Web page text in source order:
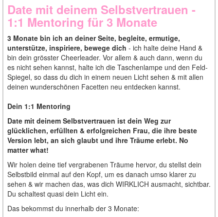
Date mit deinem Selbstvertrauen -
1:1 Mentoring für 3 Monate
3 Monate bin ich an deiner Seite, begleite, ermutige,
unterstütze, inspiriere, bewege dich - ich halte deine Hand &
bin dein grösster Cheerleader. Vor allem & auch dann, wenn du
es nicht sehen kannst, halte ich die Taschenlampe und den Feld-
Spiegel, so dass du dich in einem neuen Licht sehen & mit allen
deinen wunderschönen Facetten neu entdecken kannst.
Dein 1:1 Mentoring
Date mit deinem Selbstvertrauen ist dein Weg zur
glücklichen, erfüllten & erfolgreichen Frau, die ihre beste
Version lebt, an sich glaubt und ihre Träume erlebt. No
matter what!
Wir holen deine tief vergrabenen Träume hervor, du stellst dein
Selbstbild einmal auf den Kopf, um es danach umso klarer zu
sehen & wir machen das, was dich WIRKLICH ausmacht, sichtbar.
Du schaltest quasi dein Licht ein.
Das bekommst du innerhalb der 3 Monate: